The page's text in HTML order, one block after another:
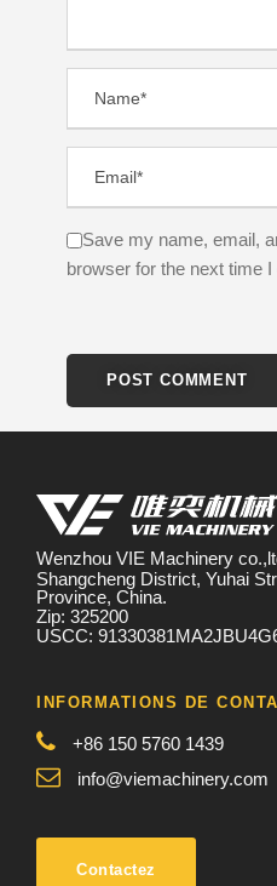
Save my name, email,
browser for the next time
Wenzhou VIE Machinery
Shangcheng District, Yuhai
Province, China.
Zip: 325200
USCC:
INFORMATIONS DE
+86 150 5760 1439
info@viemachinery.com
Contactez